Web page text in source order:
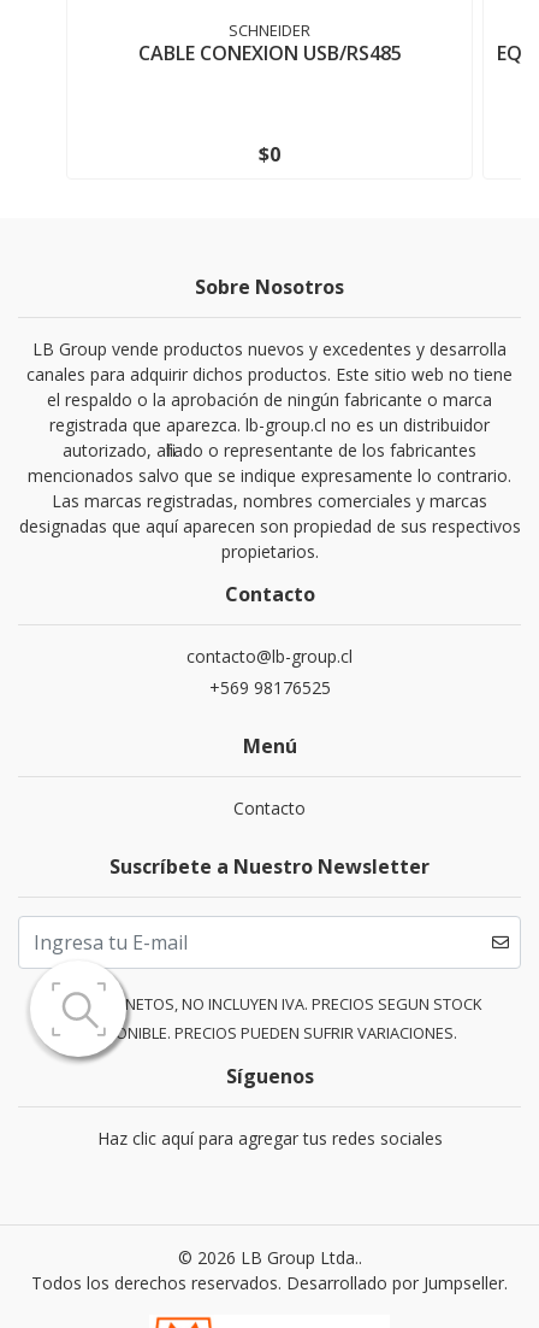
SCHNEIDER
CABLE CONEXION USB/RS485
$0
Sobre Nosotros
LB Group vende productos nuevos y excedentes y desarrolla
canales para adquirir dichos productos. Este sitio web no tiene
el respaldo o la aprobación de ningún fabricante o marca
registrada que aparezca. lb-group.cl no es un distribuidor
autorizado, afiliado o representante de los fabricantes
mencionados salvo que se indique expresamente lo contrario.
Las marcas registradas, nombres comerciales y marcas
designadas que aquí aparecen son propiedad de sus respectivos
propietarios.
Contacto
contacto@lb-group.cl
+569 98176525
Menú
Contacto
Suscríbete a Nuestro Newsletter
PRECIOS NETOS, NO INCLUYEN IVA. PRECIOS SEGUN STOCK
DISPONIBLE. PRECIOS PUEDEN SUFRIR VARIACIONES.
Síguenos
Haz clic aquí para agregar tus redes sociales
© 2026 LB Group Ltda..
Todos los derechos reservados. Desarrollado por Jumpseller.